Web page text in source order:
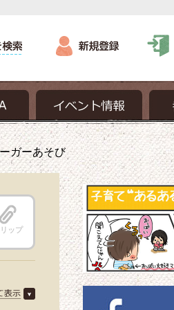
ガーあそび
ップ